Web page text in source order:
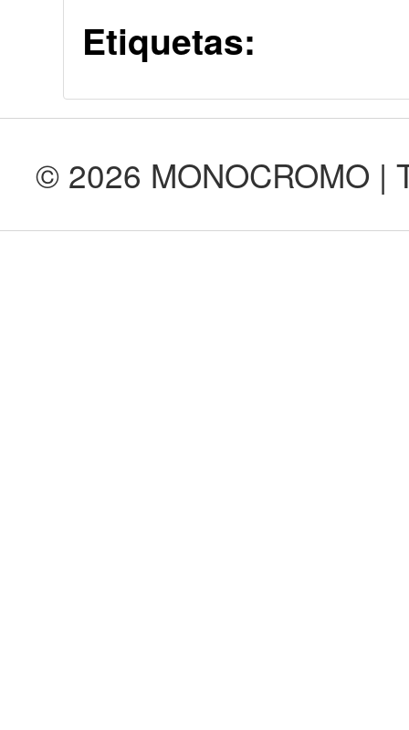
Etiquetas:
© 2026 MONOCROMO |